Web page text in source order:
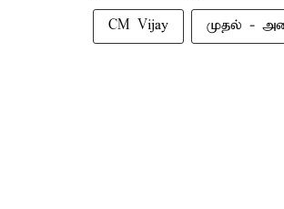
CM Vijay முதல் -